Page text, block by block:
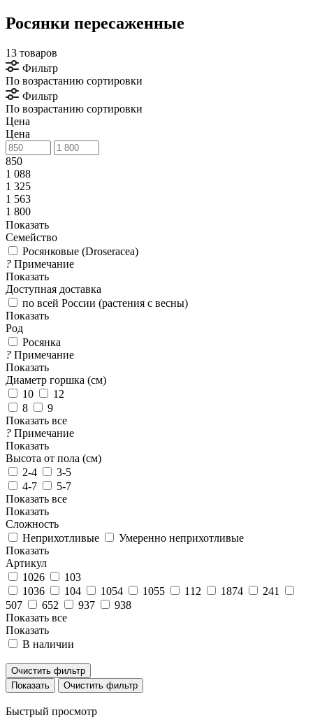
Росянки пересаженные
13 товаров
Фильтр
По возрастанию сортировки
Фильтр
По возрастанию сортировки
Цена
Цена
850
1 088
1 325
1 563
1 800
Показать
Семейство
Росянковые (Droseracea)
? Примечание
Показать
Доступная доставка
по всей России (растения с весны)
Показать
Род
Росянка
? Примечание
Показать
Диаметр горшка (см)
10
12
8
9
Показать все
? Примечание
Показать
Высота от пола (см)
2-4
3-5
4-7
5-7
Показать все
Показать
Сложность
Неприхотливые
Умеренно неприхотливые
Показать
Артикул
1026
103
1036
104 1054 1055 112 1874
241
507
652 937
938
Показать все
Показать
В наличии
Очистить фильтр
Очистить фильтр
Быстрый просмотр